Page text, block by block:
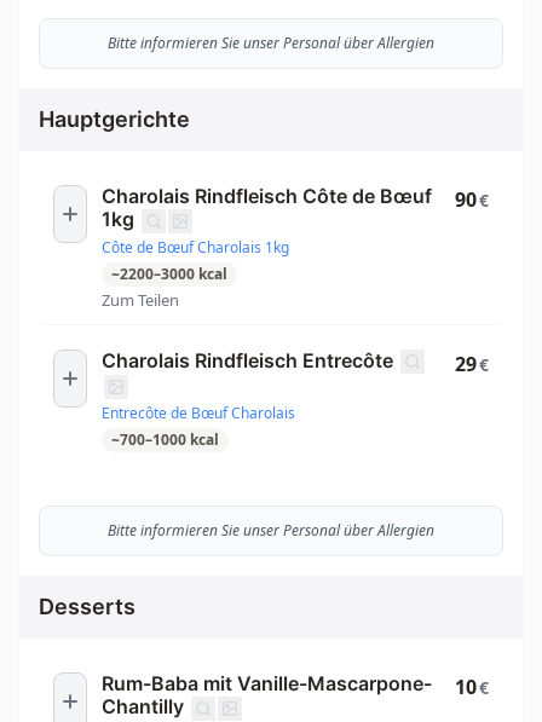
Bitte informieren Sie unser Personal über Allergien
Hauptgerichte
Charolais Rindfleisch Côte de Bœuf
1kg
Côte de Bœuf Charolais 1kg
~2200–3000 kcal
Zum Teilen
90€
Charolais Rindfleisch Entrecôte
Entrecôte de Bœuf Charolais
~700–1000 kcal
29€
Bitte informieren Sie unser Personal über Allergien
Desserts
Rum-Baba mit Vanille-Mascarpone-
Chantilly
10€